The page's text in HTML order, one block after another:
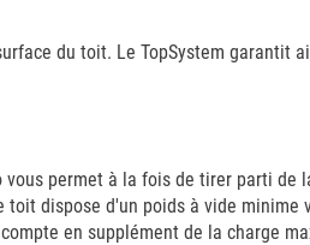
du toit. Le TopSystem garantit
permet à la fois de tirer parti
dispose d'un poids à vide
en supplément de la charge